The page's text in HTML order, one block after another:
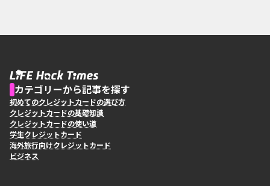
カテゴリーから記事を探す
初めてのクレジットカードの選び方
クレジットカードの基礎知識
クレジットカードの使い道
学生クレジットカード
海外旅行向けクレジットカード
ビジネス